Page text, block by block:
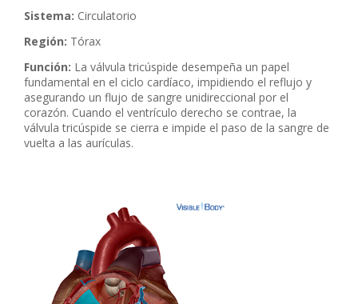
Sistema: Circulatorio
Región: Tórax
Función: La válvula tricúspide desempeña un papel
fundamental en el ciclo cardíaco, impidiendo el reflujo y
asegurando un flujo de sangre unidireccional por el
corazón. Cuando el ventrículo derecho se contrae, la
válvula tricúspide se cierra e impide el paso de la sangre de
vuelta a las aurículas.